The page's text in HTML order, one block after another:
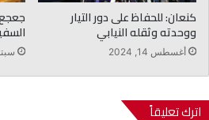
كنعان: للحفاظ على دور التيار
ووحدته وثقله النيابي
أغسطس 14, 2024 سبتمبر
اترك تعليقاً